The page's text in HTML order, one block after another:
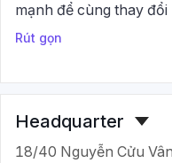
mạnh để cùng thay đổi
Rút gọn
Headquarter
18/40 Nguyễn Cửu